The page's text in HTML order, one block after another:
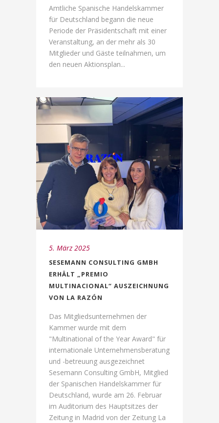
Amtliche Spanische Handelskammer
für Deutschland begann die neue
Periode der Präsidentschaft mit einer
Veranstaltung, an der mehr als 30
Mitglieder und Gäste teilnahmen, um
den neuen Aktionsplan...
5. März 2025
SESEMANN CONSULTING GMBH
ERHÄLT „PREMIO
MULTINACIONAL“ AUSZEICHNUNG
VON LA RAZÓN
Das Mitgliedsunternehmen der
Kammer wurde mit dem
"Multinational of the Year Award" für
internationale Unternehmensberatung
und -betreuung ausgezeichnet
Sesemann Consulting GmbH, Mitglied
der Spanischen Handelskammer für
Deutschland, wurde am 26. Februar
im Auditorium des Hauptsitzes der
Zeitung in Madrid von der Zeitung La